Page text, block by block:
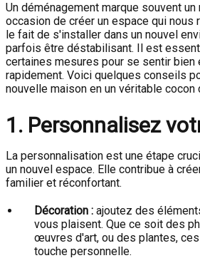
Un déménagement marque souvent un
occasion de créer un espace qui nous
le fait de s'installer dans un nouvel
parfois être déstabilisant. Il est
certaines mesures pour se sentir bien
rapidement. Voici quelques conseils
nouvelle maison en un véritable cocon
1. Personnalisez
La personnalisation est une étape
un nouvel espace. Elle contribue à
familier et réconfortant.
Décoration : ajoutez des
vous plaisent. Que ce soit des
œuvres d'art, ou des plantes,
touche personnelle.